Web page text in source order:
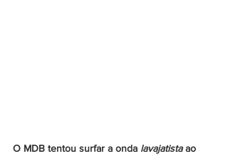
O MDB tentou surfar a onda lavajatista ao